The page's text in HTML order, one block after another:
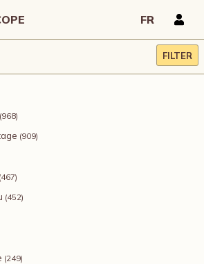
FR
FILTER
(968)
(909)
(467)
(452)
(249)